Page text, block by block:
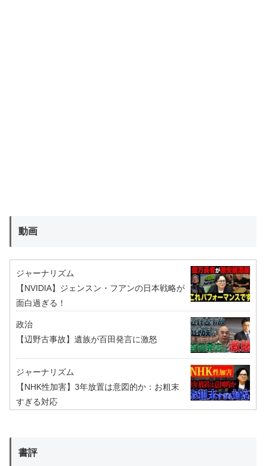
動画
ジャーナリズム
【NVIDIA】ジェンスン・フアンの日本戦略が
面白過ぎる！
政治
【辺野古事故】遺族が百田発言に激怒
ジャーナリズム
【NHK性加害】3年放置は意図的か：お粗末
すぎる対応
書評